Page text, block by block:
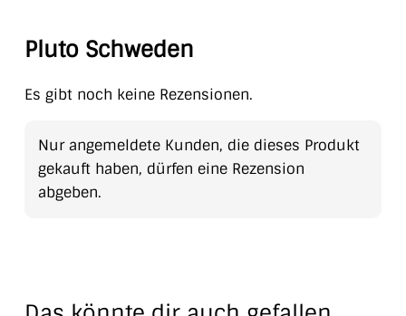
Pluto Schweden
Es gibt noch keine Rezensionen.
Nur angemeldete Kunden, die dieses Produkt
gekauft haben, dürfen eine Rezension
abgeben.